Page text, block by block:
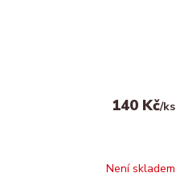
140 Kč/ks
Není skladem